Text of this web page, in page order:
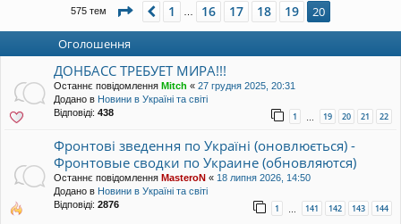
575 тем Сторінка 20з 20
Поперед.
1 16 17 18 19
20
Оголошення
ДОНБАСС ТРЕБУЕТ МИРА!!!
Останнє повідомлення Mitch « 27 грудня 2025, 20:31
Додано в Новини в Україні та світі
Відповіді: 438 1 19 20 21 22
Фронтові зведення по Україні (оновлюється) -
Фронтовые сводки по Украине (обновляются)
Останнє повідомлення MasteroN « 18 липня 2026, 14:50
Додано в Новини в Україні та світі
Відповіді: 2876 1 141 142 143 144